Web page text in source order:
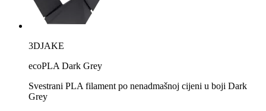
3DJAKE
ecoPLA Dark Grey
Svestrani PLA filament po nenadmašnoj cijeni u boji Dark
Grey